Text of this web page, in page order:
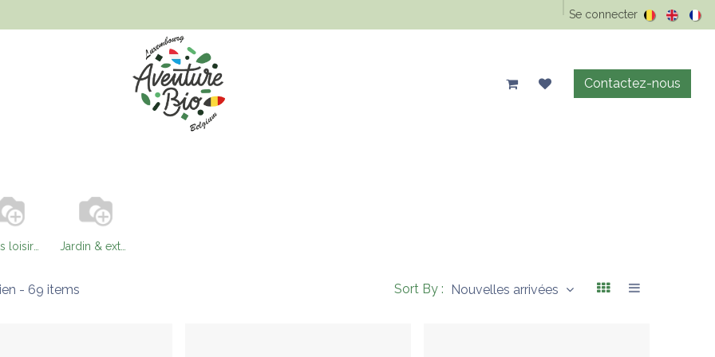
Maison & entretien Précos d'été
Se connecter
Contactez-nous
Objets loisirs et cadeaux Jardin & extérieur
- 69 items Sort By : Nouvelles arrivées